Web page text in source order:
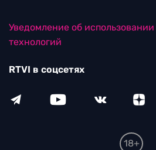
Уведомление об
технологий
RTVI в соцсетях
18+